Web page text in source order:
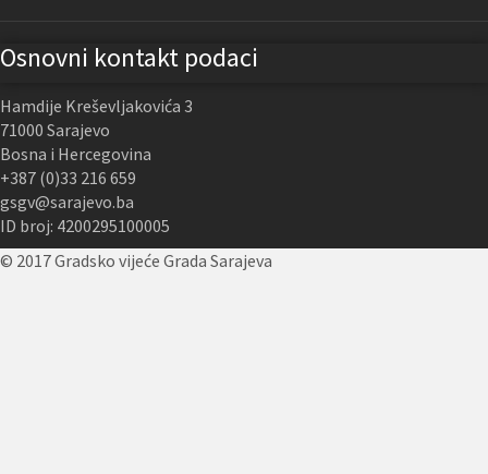
Osnovni kontakt podaci
Hamdije Kreševljakovića 3
71000 Sarajevo
Bosna i Hercegovina
+387 (0)33 216 659
gsgv@sarajevo.ba
ID broj: 4200295100005
© 2017 Gradsko vijeće Grada Sarajeva